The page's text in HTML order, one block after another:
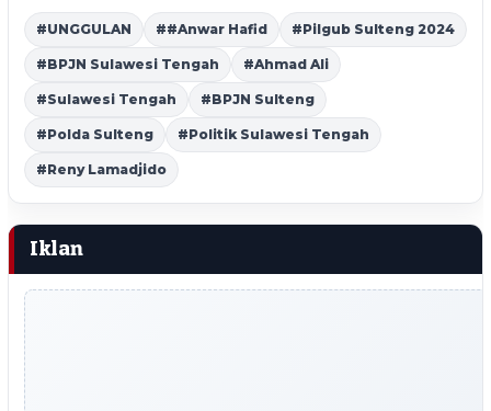
#UNGGULAN ##Anwar Hafid #Pilgub Sulteng 2024
#BPJN Sulawesi Tengah #Ahmad Ali
#Sulawesi Tengah #BPJN Sulteng
#Polda Sulteng #Politik Sulawesi Tengah
#Reny Lamadjido
Iklan